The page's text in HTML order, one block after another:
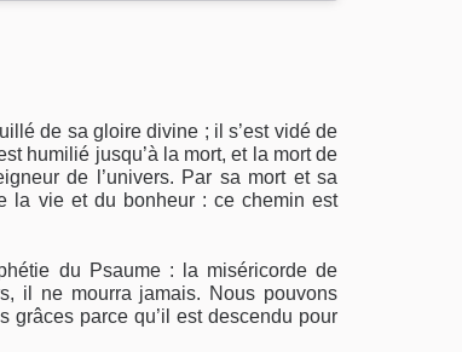
de sa gloire divine ; il s’est vidé de
humilié jusqu’à la mort, et la mort de
de l’univers. Par sa mort et sa
la vie et du bonheur : ce chemin est
du Psaume : la miséricorde de
il ne mourra jamais. Nous pouvons
grâces parce qu’il est descendu pour